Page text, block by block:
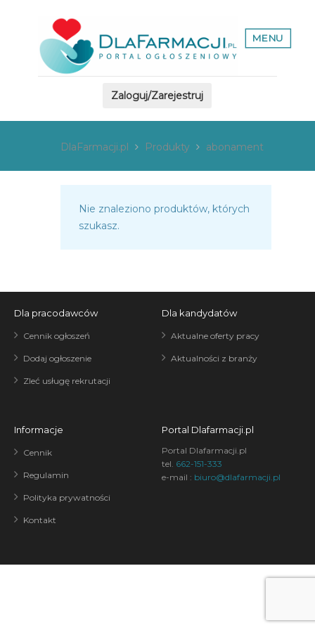
MENU
Zaloguj/Zarejestruj
DlaFarmacji.pl Produkty abonament
Nie znaleziono produktów, których
szukasz.
Dla pracodawców
Cennik ogłoszeń
Dodaj ogłoszenie
Zleć usługę rekrutacji
Dla kandydatów
Aktualne oferty pracy
Aktualności z branży
Informacje
Cennik
Regulamin
Polityka prywatności
Kontakt
Portal Dlafarmacji.pl
Portal Dlafarmacji.pl
tel. 662-151-333
e-mail : biuro@dlafarmacji.pl